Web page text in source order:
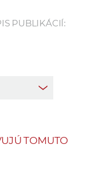
c
í
c
PUBLIKÁCIÍ:
TOMUTO